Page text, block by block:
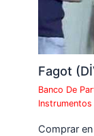
Fagot
Banco De
Instrumentos
Comprar